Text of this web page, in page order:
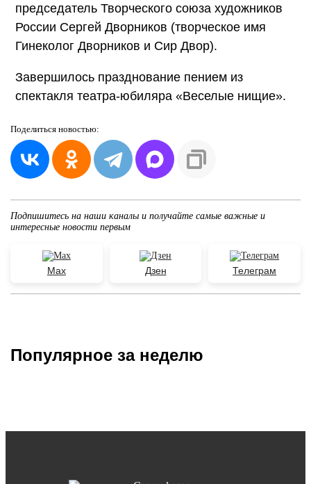
председатель Творческого союза художников
России Сергей Дворников (творческое имя
Гинеколог Дворников и Сир Двор).
Завершилось празднование пением из
спектакля театра-юбиляра «Веселые нищие».
Поделиться новостью:
Подпишитесь на наши каналы и получайте самые важные и
интересные новости первым
Max Дзен Телеграм
Популярное за неделю